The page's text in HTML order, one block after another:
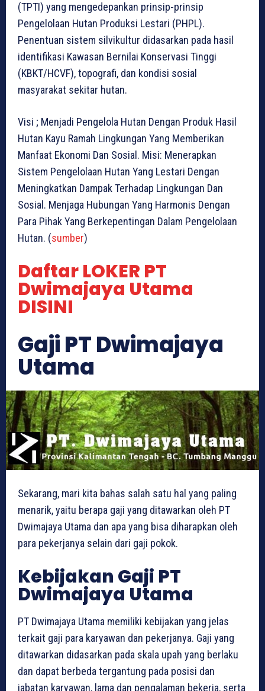
(TPTI) yang mengedepankan prinsip-prinsip
Pengelolaan Hutan Produksi Lestari (PHPL).
Penentuan sistem silvikultur didasarkan pada hasil
identifikasi Kawasan Bernilai Konservasi Tinggi
(KBKT/HCVF), topografi, dan kondisi sosial
masyarakat sekitar hutan.
Visi ; Menjadi Pengelola Hutan Dengan Produk Hasil
Hutan Kayu Ramah Lingkungan Yang Memberikan
Manfaat Ekonomi Dan Sosial. Misi: Menerapkan
Sistem Pengelolaan Hutan Yang Lestari Dengan
Meningkatkan Dampak Terhadap Lingkungan Dan
Sosial. Menjaga Hubungan Yang Harmonis Dengan
Para Pihak Yang Berkepentingan Dalam Pengelolaan
Hutan. (sumber)
Daftar LOKER PT
Dwimajaya Utama
DISINI
Gaji PT Dwimajaya
Utama
Sekarang, mari kita bahas salah satu hal yang paling
menarik, yaitu berapa gaji yang ditawarkan oleh PT
Dwimajaya Utama dan apa yang bisa diharapkan oleh
para pekerjanya selain dari gaji pokok.
Kebijakan Gaji PT
Dwimajaya Utama
PT Dwimajaya Utama memiliki kebijakan yang jelas
terkait gaji para karyawan dan pekerjanya. Gaji yang
ditawarkan didasarkan pada skala upah yang berlaku
dan dapat berbeda tergantung pada posisi dan
jabatan karyawan, lama dan pengalaman bekerja, serta